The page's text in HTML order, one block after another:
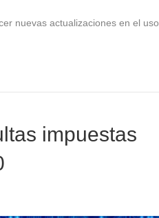
nuevas actualizaciones en el uso
impuestas